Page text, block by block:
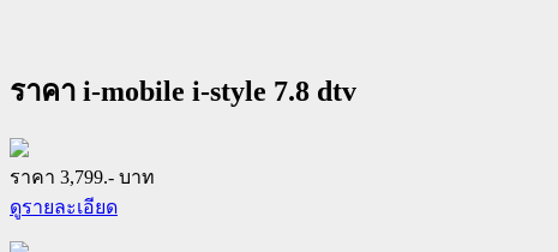
ราคา i-mobile i-style 7.8 dtv
ราคา 3,799.- บาท
ดูรายละเอียด